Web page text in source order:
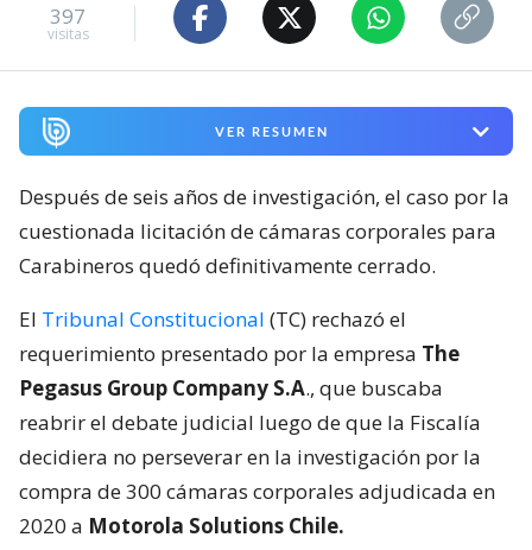
397
visitas
VER RESUMEN
Después de seis años de investigación, el caso por la
cuestionada licitación de cámaras corporales para
Carabineros quedó definitivamente cerrado.
El Tribunal Constitucional (TC) rechazó el
requerimiento presentado por la empresa The
Pegasus Group Company S.A., que buscaba
reabrir el debate judicial luego de que la Fiscalía
decidiera no perseverar en la investigación por la
compra de 300 cámaras corporales adjudicada en
2020 a Motorola Solutions Chile.